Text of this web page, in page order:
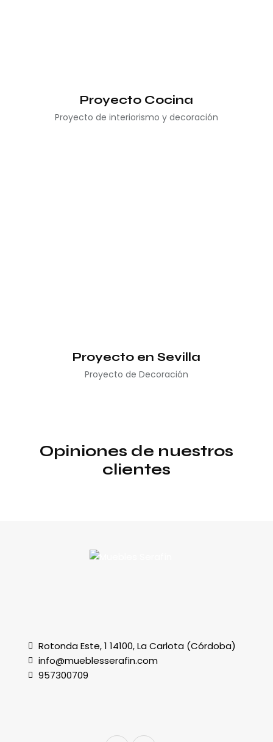
Proyecto Cocina
Proyecto de interiorismo y decoración
Proyecto en Sevilla
Proyecto de Decoración
Opiniones de nuestros
clientes
Rotonda Este, 1 14100, La Carlota (Córdoba)
info@mueblesserafin.com
957300709